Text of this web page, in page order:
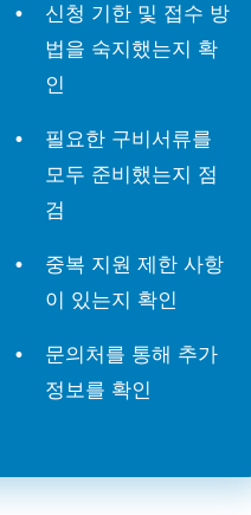
신청 기한 및 접수 방
법을 숙지했는지 확
인
필요한 구비서류를
모두 준비했는지 점
검
중복 지원 제한 사항
이 있는지 확인
문의처를 통해 추가
정보를 확인